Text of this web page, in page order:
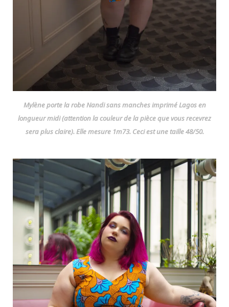
Mylène porte la robe Nandi sans manches imprimé Lagos en
longueur midi (attention la couleur de la pièce que vous recevrez
sera plus claire). Elle mesure 1m73. Ceci est une taille 48/50.